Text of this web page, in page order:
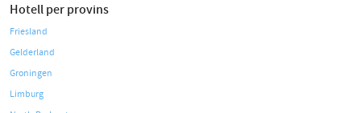
Hotell per provins
Friesland
Gelderland
Groningen
Limburg